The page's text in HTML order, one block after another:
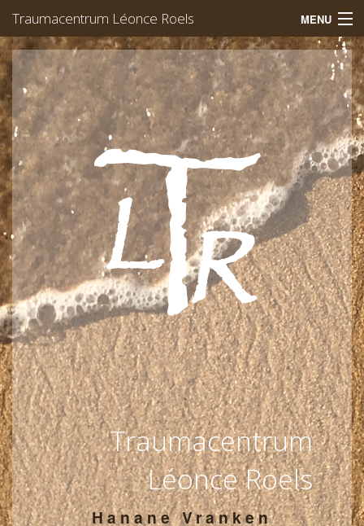
Traumacentrum Léonce Roels MENU
Welkom
Trauma
EMDR
Yoga
Werking
Team
Afspraak
Léonce Roels
Vacatures
Contact
Teamzone
Traumacentrum
Léonce Roels
Hanane Vranken